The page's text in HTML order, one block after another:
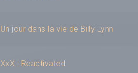
Un jour dans la vie de Billy Lynn
XxX : Reactivated